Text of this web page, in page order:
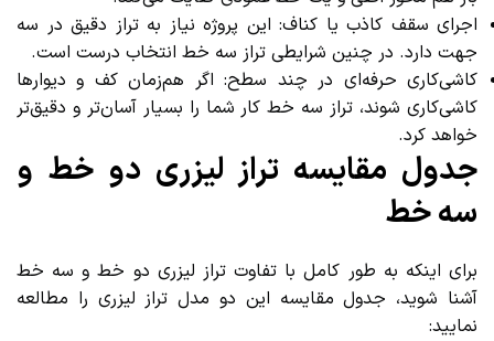
اجرای سقف کاذب یا کناف: این پروژه نیاز به تراز دقیق در سه
جهت دارد. در چنین شرایطی تراز سه خط انتخاب درست است.
کاشی‌کاری حرفه‌ای در چند سطح: اگر هم‌زمان کف و دیوارها
کاشی‌کاری شوند، تراز سه خط کار شما را بسیار آسان‌تر و دقیق‌تر
خواهد کرد.
جدول مقایسه تراز لیزری دو خط و
سه خط
برای اینکه به طور کامل با تفاوت تراز لیزری دو خط و سه خط
آشنا شوید، جدول مقایسه این دو مدل تراز لیزری را مطالعه
نمایید: